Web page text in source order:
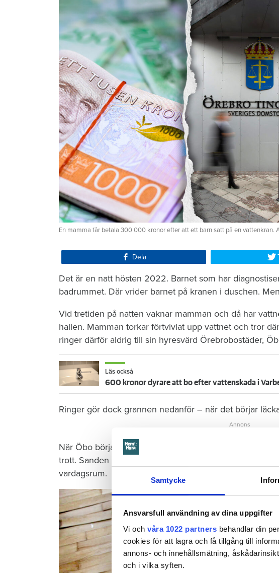
Samtycke
Ansvarsfull användning av dina uppgifter
Vi och våra 1022 partners behandlar din
cookies för att lagra och få tillgång till
annons- och innehållsmätning,
och i vilka syften.
En mamma får betala 300 000 kronor efter att ett barn satt på en vattenkran.
Dela
Det är en natt hösten 2022. Barnet som har
badrummet. Där vrider barnet på kranen i duschen.
Vid tretiden på natten vaknar mamman och då har
hallen. Mamman torkar förtvivlat upp vattnet och tror
ringer därför aldrig till sin hyresvärd Örebrobostäder,
Läs också
600 kronor dyrare att bo efter vattenskada i
Ringer gör dock grannen nedanför – när det börjar
När Öbo börjar undersöka skadan i januari 2023 visar
trott. Sanden under golvet har sugit upp vattnet så att
vardagsrum.